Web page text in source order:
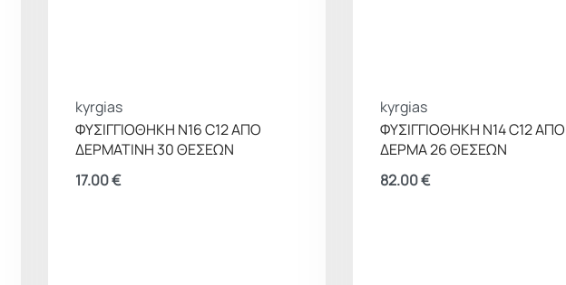
kyrgias
ΦΥΣΙΓΓΙΟΘΗΚΗ Ν16 C12 ΑΠΟ
ΔΕΡΜΑΤΙΝΗ 30 ΘΕΣΕΩΝ
17.00€
kyrgias
ΦΥΣΙΓΓΙΟΘΗΚΗ Ν14 C12 ΑΠΟ
ΔΕΡΜΑ 26 ΘΕΣΕΩΝ
82.00€